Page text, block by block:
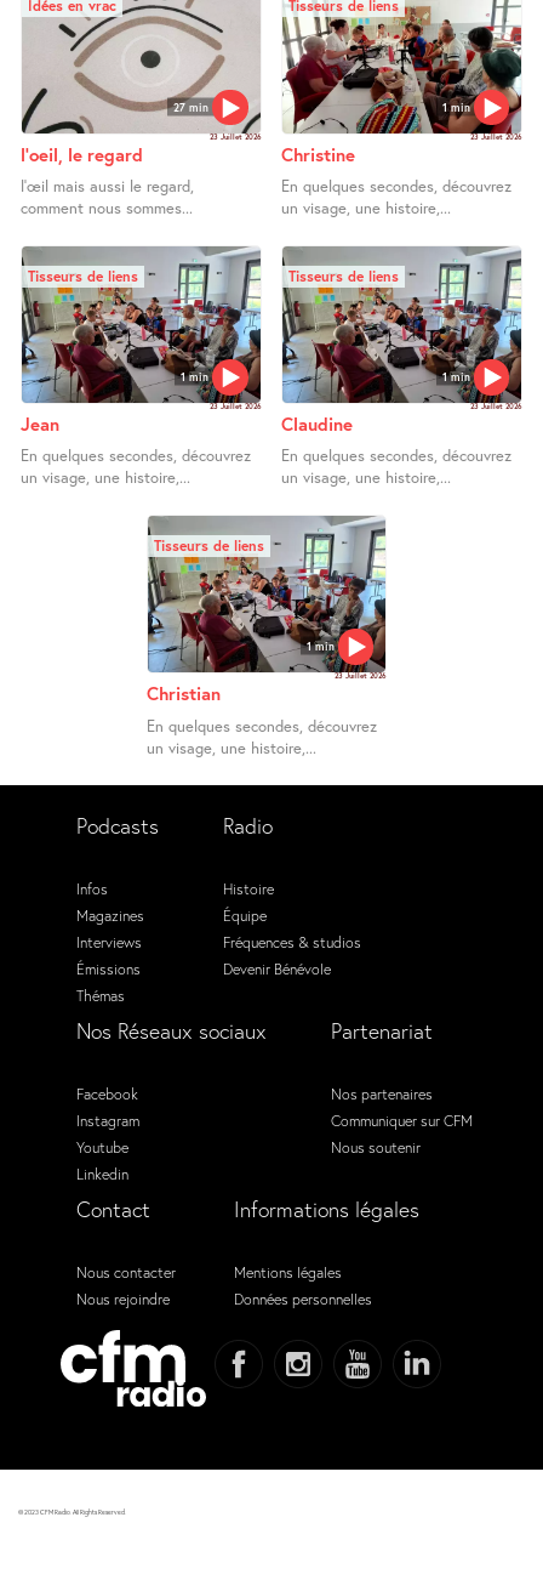
27 min
Idées en vrac
23 Juillet 2026
l’oeil, le regard
l’œil mais aussi le regard,
comment nous sommes...
1 min
Tisseurs de liens
23 Juillet 2026
Christine
En quelques secondes, découvrez
un visage, une histoire,...
1 min
Tisseurs de liens
23 Juillet 2026
Jean
En quelques secondes, découvrez
un visage, une histoire,...
1 min
Tisseurs de liens
23 Juillet 2026
Claudine
En quelques secondes, découvrez
un visage, une histoire,...
1 min
Tisseurs de liens
23 Juillet 2026
Christian
En quelques secondes, découvrez
un visage, une histoire,...
Podcasts
Infos
Magazines
Interviews
Émissions
Thémas
Radio
Histoire
Équipe
Fréquences & studios
Devenir Bénévole
Nos Réseaux sociaux
Facebook
Instagram
Youtube
Linkedin
Partenariat
Nos partenaires
Communiquer sur CFM
Nous soutenir
Contact
Nous contacter
Nous rejoindre
Informations légales
Mentions légales
Données personnelles
© 2023 CFM Radio. All Rights Reserved.